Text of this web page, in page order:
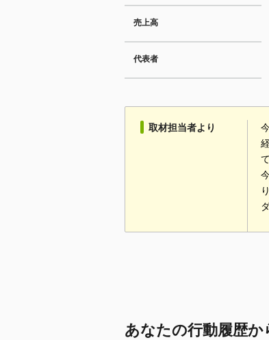
売上高
代表者
取材担当者より
あなたの行動履歴